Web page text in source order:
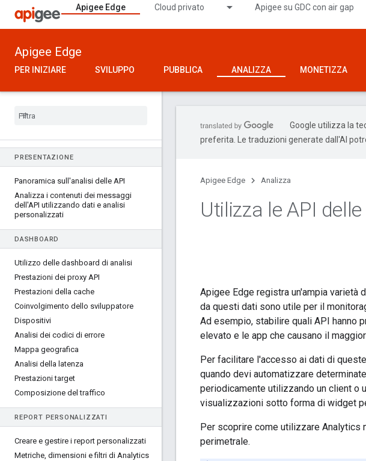
Apigee Edge Cloud privato Apigee su GDC con air gap
Apigee Edge
PER INIZIARE SVILUPPO PUBBLICA ANALIZZA MONETIZZA
PRESENTAZIONE
Panoramica sull'analisi delle API
Analizza i contenuti dei messaggi
dell'API utilizzando dati e analisi
personalizzati
DASHBOARD
Utilizzo delle dashboard di analisi
Prestazioni dei proxy API
Prestazioni della cache
Coinvolgimento dello sviluppatore
Dispositivi
Analisi dei codici di errore
Mappa geografica
Analisi della latenza
Prestazioni target
Composizione del traffico
REPORT PERSONALIZZATI
Creare e gestire i report personalizzati
Metriche, dimensioni e filtri di Analytics
Google utilizza la
preferita. Le traduzioni generate dall'AI
Apigee Edge Analizza
Utilizza le API
Apigee Edge registra un'ampia varietà
da questi dati sono utile per il
Ad esempio, stabilire quali API hanno
elevato e le app che causano il
Per facilitare l'accesso ai dati di
quando devi automatizzare
periodicamente utilizzando un client o
visualizzazioni sotto forma di widget
Per scoprire come utilizzare Analytics
perimetrale.